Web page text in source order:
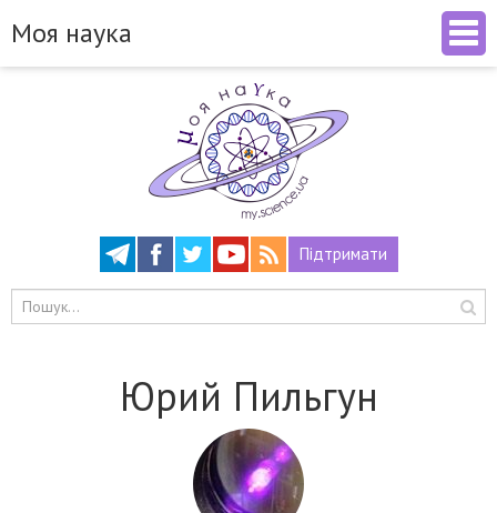
Підтримати
Моя наука
Юрий Пильгун